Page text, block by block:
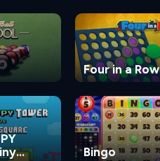
Four in a Row
Bingo